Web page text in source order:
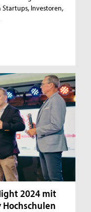
Investoren,
2024 mit
Hochschulen